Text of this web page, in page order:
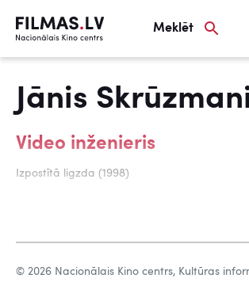
Meklēt
Jānis
Video inženieris
Izpostītā ligzda (1998)
© 2026 Nacionālais Kino centrs, Kultūras